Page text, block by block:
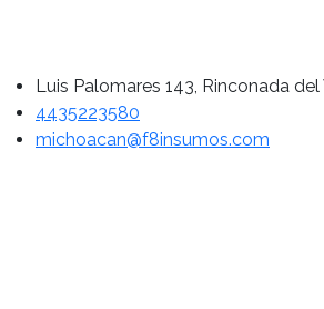
Luis Palomares 143, Rinconada
4435223580
michoacan@f8insumos.com